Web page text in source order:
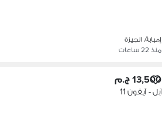
إمبابة، الجيزة
منذ 22 ساعات
13,500 ج.م
آبل - آيفون 11